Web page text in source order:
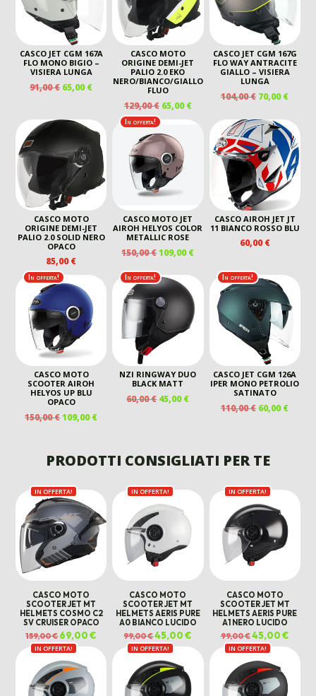
CASCO JET CGM 167A
FLO MONO BIGIO –
VISIERA LUNGA
91,00€ IL
ERA:
65,00€IL
ATTUALE
È:
65,00 €.
CASCO MOTO
ORIGINE DEMI-JET
PALIO 2.0 EKO
NERO/BIANCO/GIALLO
FLUO
129,00€ IL
PREZZO
ERA:
129,00 €.
65,00€IL
PREZZO
ATTUALE
65,00 €.
CASCO JET CGM 167G
FLO WAY ANTRACITE
GIALLO – VISIERA
LUNGA
104,00€ IL
ORIGINALE
ERA:
104,00 €.
70,00€IL
È:
70,00
CASCO MOTO
ORIGINE DEMI-JET
PALIO 2.0 SOLID NERO
OPACO
85,00€
In offerta!
CASCO MOTO JET
AIROH HELYOS COLOR
METALLIC ROSE
150,00€IL
ORIGINALE
ERA:
150,00 €.
109,00€IL
ATTUALE
109,00 €.
CASCO AIROH JET JT
11 BIANCO ROSSO BLU
60,00€
In offerta!
CASCO MOTO
SCOOTER AIROH
HELYOS UP BLU
OPACO
150,00€IL
ERA:
150,00 €.
109,00€IL
È:
109,00 €.
In offerta!
NZI RINGWAY DUO
BLACK MATT
60,00€ IL
45,00€IL
PREZZO
In offerta!
CASCO JET CGM 126A
IPER MONO PETROLIO
SATINATO
110,00€ IL
110,00 €.
60,00€IL
PRODOTTI CONSIGLIATI PER TE
IN OFFERTA!
CASCO MOTO
SCOOTER JET MT
HELMETS COSMO C2
SV CRUISER OPACO
159,00€Il
prezzo
originale
era:
159,00 €.
69,00€
prezzo
attuale
è:
69,00 €.
IN OFFERTA!
CASCO MOTO
SCOOTER JET MT
HELMETS AERIS PURE
A0 BIANCO LUCIDO
99,00€Il
prezzo
originale
era:
99,00 €.
45,00€
attuale
45,00 €.
IN OFFERTA!
CASCO MOTO
SCOOTER JET MT
HELMETS AERIS PURE
A1 NERO LUCIDO
99,00€Il
prezzo
originale
era:
99,00 €.
45,00€Il
45,00
IN OFFERTA! IN OFFERTA! IN OFFERTA!